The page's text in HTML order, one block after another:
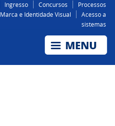
Ingresso Concursos
Processos
Marca e Identidade Visual
Acesso a
sistemas